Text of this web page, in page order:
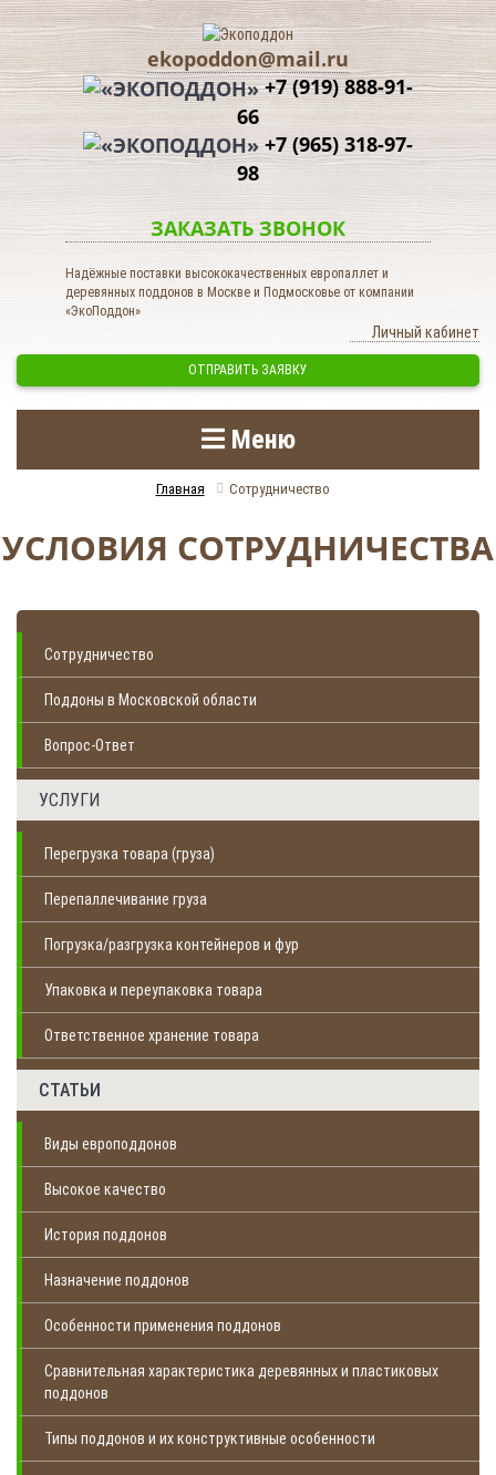
ekopoddon@mail.ru
+7 (919) 888-91-
66
+7 (965) 318-97-
98
ЗАКАЗАТЬ ЗВОНОК
Надёжные поставки высококачественных европаллет и
деревянных поддонов в Москве и Подмосковье от компании
«ЭкоПоддон»
Личный кабинет
ОТПРАВИТЬ ЗАЯВКУ
Меню
Главная Сотрудничество
УСЛОВИЯ СОТРУДНИЧЕСТВА
Сотрудничество
Поддоны в Московской области
Вопрос-Ответ
УСЛУГИ
Перегрузка товара (груза)
Перепаллечивание груза
Погрузка/разгрузка контейнеров и фур
Упаковка и переупаковка товара
Ответственное хранение товара
СТАТЬИ
Виды европоддонов
Высокое качество
История поддонов
Назначение поддонов
Особенности применения поддонов
Сравнительная характеристика деревянных и пластиковых
поддонов
Типы поддонов и их конструктивные особенности